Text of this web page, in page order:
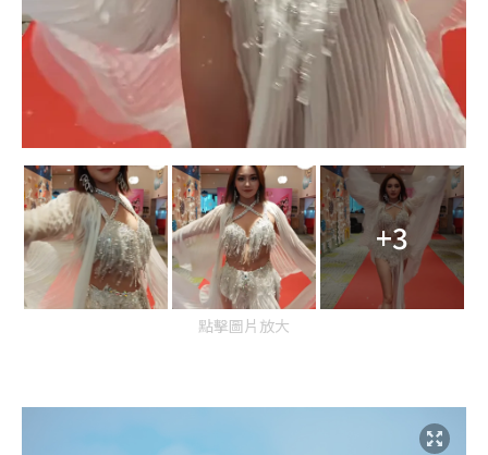
+3
點擊圖片放大